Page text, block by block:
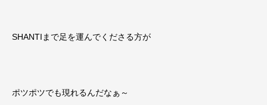
SHANTIまで足を運んでくださる方が
ポツポツでも現れるんだなぁ～